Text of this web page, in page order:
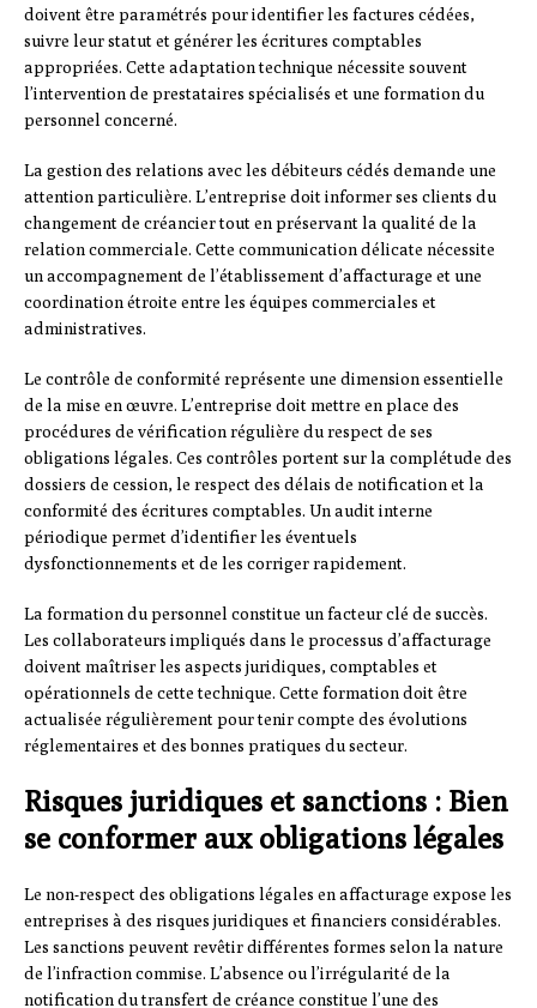
doivent être paramétrés pour identifier les factures cédées,
suivre leur statut et générer les écritures comptables
appropriées. Cette adaptation technique nécessite souvent
l’intervention de prestataires spécialisés et une formation du
personnel concerné.
La gestion des relations avec les débiteurs cédés demande une
attention particulière. L’entreprise doit informer ses clients du
changement de créancier tout en préservant la qualité de la
relation commerciale. Cette communication délicate nécessite
un accompagnement de l’établissement d’affacturage et une
coordination étroite entre les équipes commerciales et
administratives.
Le contrôle de conformité représente une dimension essentielle
de la mise en œuvre. L’entreprise doit mettre en place des
procédures de vérification régulière du respect de ses
obligations légales. Ces contrôles portent sur la complétude des
dossiers de cession, le respect des délais de notification et la
conformité des écritures comptables. Un audit interne
périodique permet d’identifier les éventuels
dysfonctionnements et de les corriger rapidement.
La formation du personnel constitue un facteur clé de succès.
Les collaborateurs impliqués dans le processus d’affacturage
doivent maîtriser les aspects juridiques, comptables et
opérationnels de cette technique. Cette formation doit être
actualisée régulièrement pour tenir compte des évolutions
réglementaires et des bonnes pratiques du secteur.
Risques juridiques et sanctions : Bien
se conformer aux obligations légales
Le non-respect des obligations légales en affacturage expose les
entreprises à des risques juridiques et financiers considérables.
Les sanctions peuvent revêtir différentes formes selon la nature
de l’infraction commise. L’absence ou l’irrégularité de la
notification du transfert de créance constitue l’une des